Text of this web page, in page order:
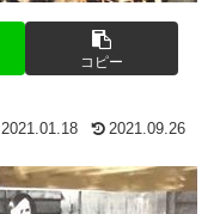
コピー
2021.01.18 2021.09.26